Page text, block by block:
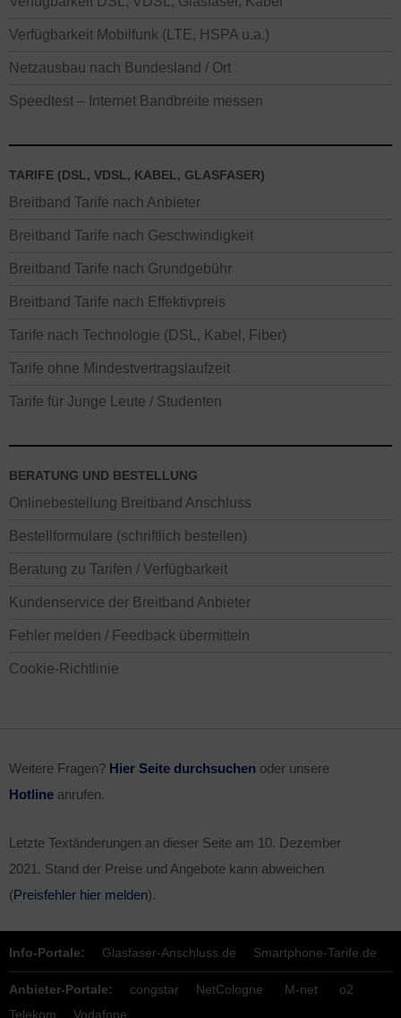
Verfügbarkeit Mobilfunk (LTE, HSPA u.a.)
Netzausbau nach Bundesland / Ort
Speedtest – Internet Bandbreite messen
TARIFE (DSL, VDSL, KABEL, GLASFASER)
Breitband Tarife nach Anbieter
Breitband Tarife nach Geschwindigkeit
Breitband Tarife nach Grundgebühr
Breitband Tarife nach Effektivpreis
Tarife nach Technologie (DSL, Kabel, Fiber)
Tarife ohne Mindestvertragslaufzeit
Tarife für Junge Leute / Studenten
BERATUNG UND BESTELLUNG
Onlinebestellung Breitband Anschluss
Bestellformulare (schriftlich bestellen)
Beratung zu Tarifen / Verfügbarkeit
Kundenservice der Breitband Anbieter
Fehler melden / Feedback übermitteln
Cookie-Richtlinie
Weitere Fragen? Hier Seite durchsuchen oder unsere
Hotline anrufen.
Letzte Textänderungen an dieser Seite am 10. Dezember
2021 . Stand der Preise und Angebote kann abweichen
(Preisfehler hier melden).
Info-Portale: Glasfaser-Anschluss.de Smartphone-Tarife.de
Anbieter-Portale: congstar NetCologne M-net
o2
Telekom
Vodafone